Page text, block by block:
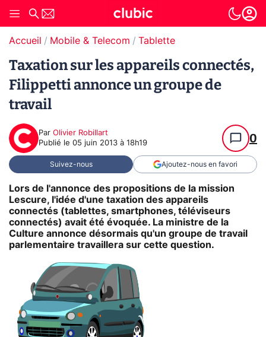
Accueil Mobile & Telecom Tablette
Taxation sur les appareils connectés,
Filippetti annonce un groupe de
travail
Par Olivier Robillart
Publié le 05 juin 2013 à 18h19 0
Suivez-nous Ajoutez-nous en favori
Lors de l'annonce des propositions de la mission
Lescure, l'idée d'une taxation des appareils
connectés (tablettes, smartphones, téléviseurs
connectés) avait été évoquée. La ministre de la
Culture annonce désormais qu'un groupe de travail
parlementaire travaillera sur cette question.